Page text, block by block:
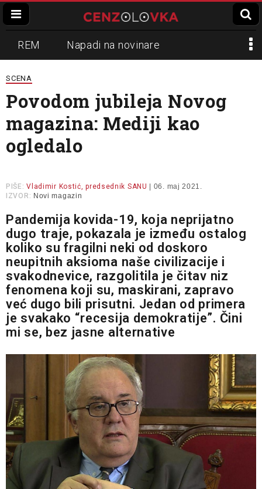
REM Napadi na novinare
Zvučni top
Propaganda Lokalni mediji
Informer Slavko Ćuruvija
SCENA
Povodom jubileja Novog
magazina: Mediji kao
ogledalo
PIŠE: Vladimir Kostić, predsednik SANU
| 06. maj 2021.
IZVOR: Novi magazin
Pandemija kovida-19, koja neprijatno
dugo traje, pokazala je između ostalog
koliko su fragilni neki od doskoro
neupitnih aksioma naše civilizacije i
svakodnevice, razgolitila je čitav niz
fenomena koji su, maskirani, zapravo
već dugo bili prisutni. Jedan od primera
je svakako “recesija demokratije”. Čini
mi se, bez jasne alternative